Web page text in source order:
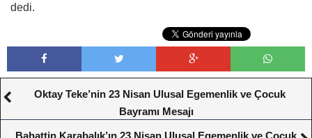
dedi.
Oktay Teke’nin 23 Nisan Ulusal Egemenlik ve Çocuk
Bayramı Mesajı
Bahattin Karabalık’ın 23 Nisan Ulusal Egemenlik ve Çocuk